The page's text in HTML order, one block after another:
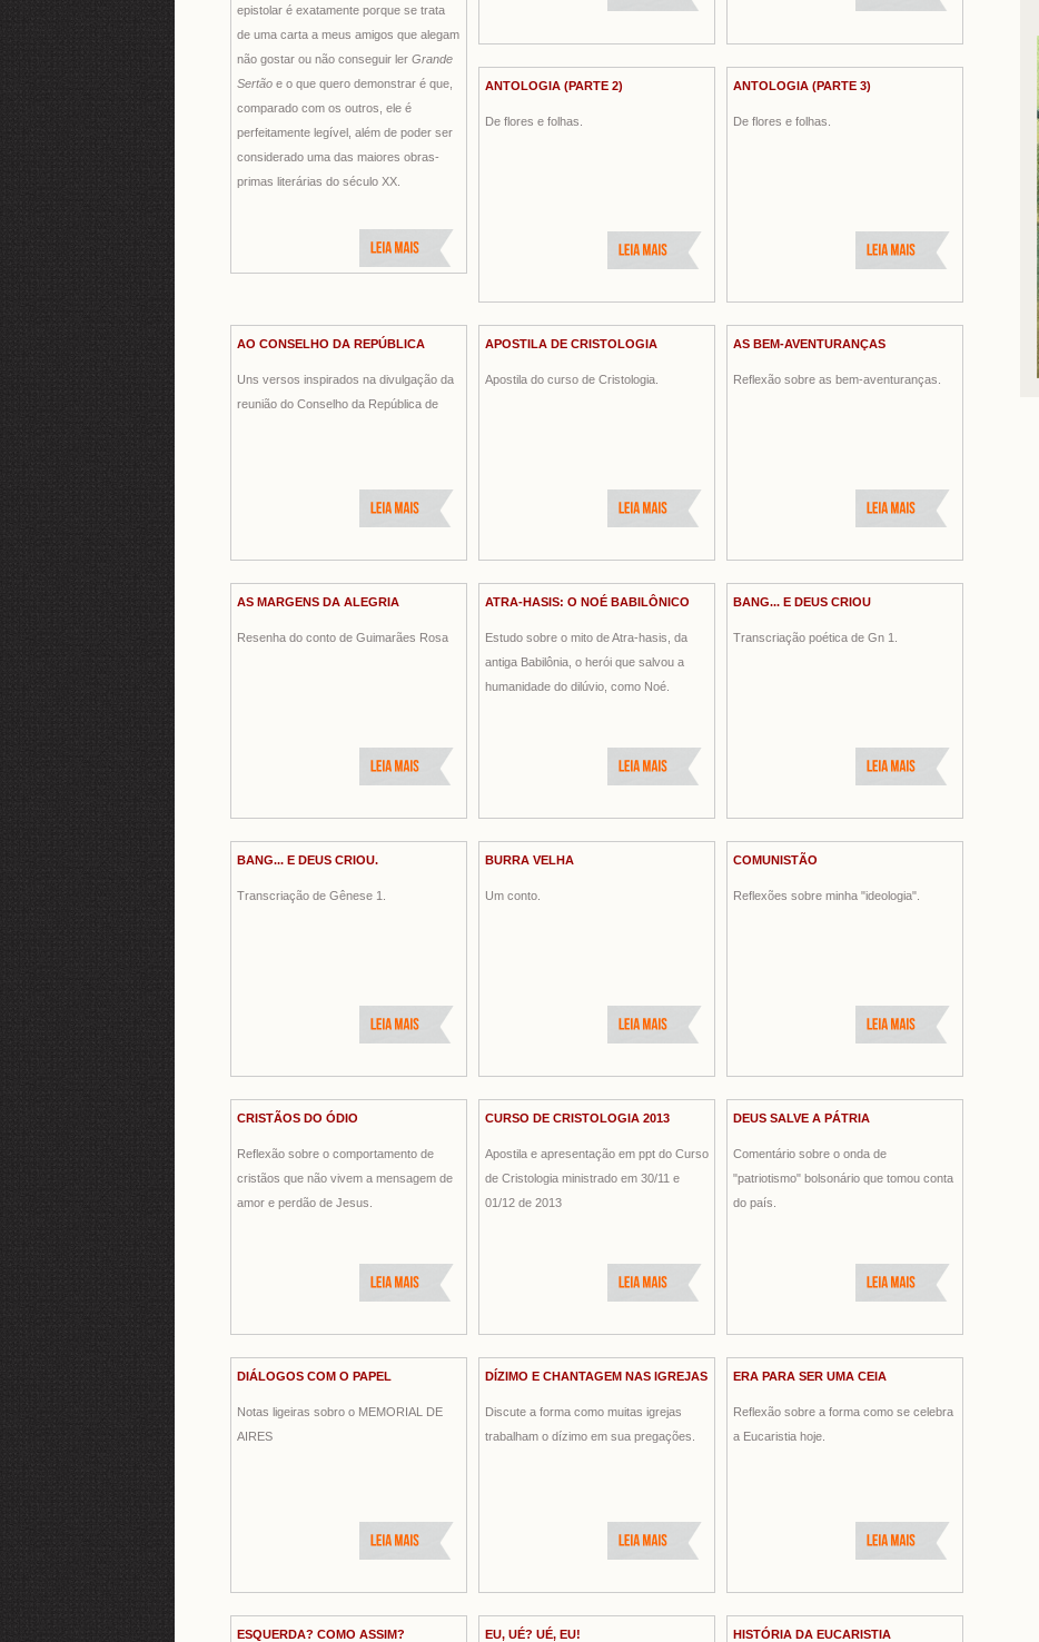
epistolar é exatamente porque se trata
de uma carta a meus amigos que alegam
não gostar ou não conseguir ler Grande
Sertão e o que quero demonstrar é que,
comparado com os outros, ele é
perfeitamente legível, além de poder ser
considerado uma das maiores obras-
primas literárias do século XX.
ANTOLOGIA (PARTE 2)
De flores e folhas.
ANTOLOGIA (PARTE 3)
De flores e folhas.
AO CONSELHO DA REPÚBLICA
Uns versos inspirados na divulgação da
reunião do Conselho da República de
APOSTILA DE CRISTOLOGIA
Apostila do curso de Cristologia.
AS BEM-AVENTURANÇAS
Reflexão sobre as bem-aventuranças.
AS MARGENS DA ALEGRIA
Resenha do conto de Guimarães Rosa
ATRA-HASIS: O NOÉ BABILÔNICO
Estudo sobre o mito de Atra-hasis, da
antiga Babilônia, o herói que salvou a
humanidade do dilúvio, como Noé.
BANG... E DEUS CRIOU
Transcriação poética de Gn 1.
BANG... E DEUS CRIOU.
Transcriação de Gênese 1.
BURRA VELHA
Um conto.
COMUNISTÃO
Reflexões sobre minha "ideologia".
CRISTÃOS DO ÓDIO
Reflexão sobre o comportamento de
cristãos que não vivem a mensagem de
amor e perdão de Jesus.
CURSO DE CRISTOLOGIA 2013
Apostila e apresentação em ppt do Curso
de Cristologia ministrado em 30/11 e
01/12 de 2013
DEUS SALVE A PÁTRIA
Comentário sobre o onda de
"patriotismo" bolsonário que tomou conta
do país.
DIÁLOGOS COM O PAPEL
Notas ligeiras sobro o MEMORIAL DE
AIRES
DÍZIMO E CHANTAGEM NAS IGREJAS
Discute a forma como muitas igrejas
trabalham o dízimo em sua pregações.
ERA PARA SER UMA CEIA
Reflexão sobre a forma como se celebra
a Eucaristia hoje.
ESQUERDA? COMO ASSIM? EU, UÉ? UÉ, EU! HISTÓRIA DA EUCARISTIA